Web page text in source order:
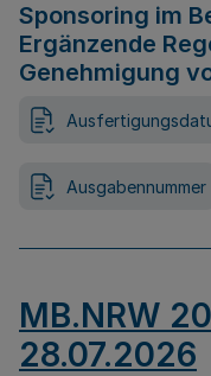
Sponsoring im
Ergänzende
Genehmigung
Ausgabennummer
MB.NRW
28.07.2026